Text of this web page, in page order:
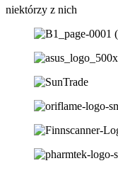
niektórzy z nich